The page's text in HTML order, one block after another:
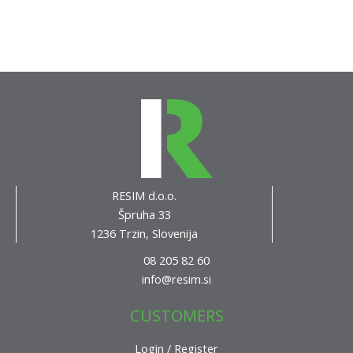
RESIM d.o.o.
Špruha 33
1236 Trzin, Slovenija
08 205 82 60
info@resim.si
CUSTOMERS
Login / Register